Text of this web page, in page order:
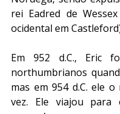
rei Eadred de
ocidental em
Em 952 d.C., Eric
northumbrianos
mas em 954 d.C. ele
vez. Ele viajou para